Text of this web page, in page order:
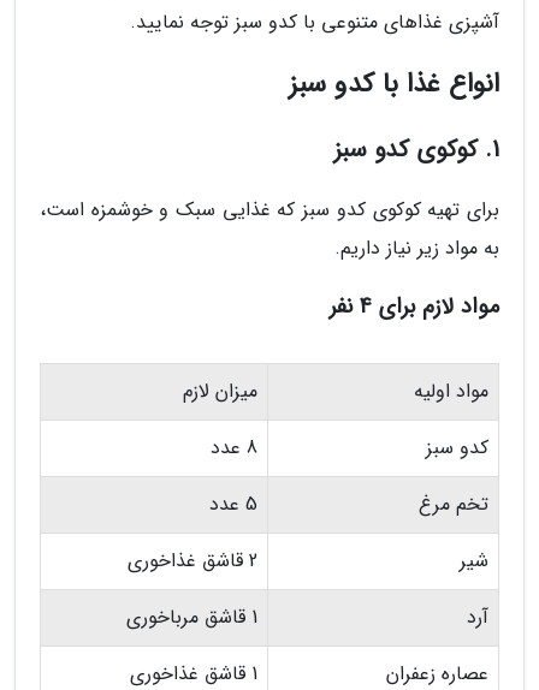
آشپزی غذاهای متنوعی با کدو سبز توجه نمایید.
انواع غذا با کدو سبز
1. کوکوی کدو سبز
برای تهیه کوکوی کدو سبز که غذایی سبک و خوشمزه است،
به مواد زیر نیاز داریم.
مواد لازم برای 4 نفر
مواد اولیه
میزان لازم
کدو سبز
8 عدد
تخم مرغ
5 عدد
شیر
2 قاشق غذاخوری
آرد
1 قاشق مرباخوری
عصاره زعفران
1 قاشق غذاخوری